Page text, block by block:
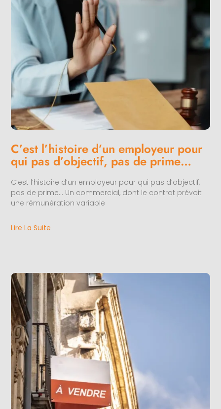
C’est l’histoire d’un employeur pour
qui pas d’objectif, pas de prime…
C’est l’histoire d’un employeur pour qui pas d’objectif,
pas de prime… Un commercial, dont le contrat prévoit
une rémunération variable
Lire La Suite